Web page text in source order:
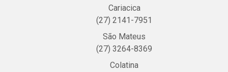
Cariacica
(27) 2141-7951
São Mateus
(27) 3264-8369
Colatina